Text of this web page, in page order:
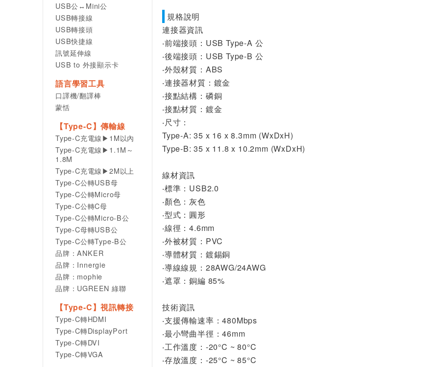
USB公↔Mini公
USB轉接線
USB轉接頭
USB快捷線
訊號延伸線
USB to 外接顯示卡
語言學習工具
口譯機/翻譯棒
蒙恬
【Type-C】傳輸線
Type-C充電線▶1M以內
Type-C充電線▶1.1M～
1.8M
Type-C充電線▶2M以上
Type-C公轉USB母
Type-C公轉Micro母
Type-C公轉C母
Type-C公轉Micro-B公
Type-C母轉USB公
Type-C公轉Type-B公
品牌：ANKER
品牌：Innergie
品牌：mophie
品牌：UGREEN 綠聯
【Type-C】視訊轉接
Type-C轉HDMI
Type-C轉DisplayPort
Type-C轉DVI
Type-C轉VGA
規格說明
連接器資訊
‧前端接頭：USB Type-A 公
‧後端接頭：USB Type-B 公
‧外殼材質：ABS
‧連接器材質：鍍金
‧接點結構：磷銅
‧接點材質：鍍金
‧尺寸：
Type-A: 35 x 16 x 8.3mm (WxDxH)
Type-B: 35 x 11.8 x 10.2mm (WxDxH)
線材資訊
‧標準：USB2.0
‧顏色：灰色
‧型式：圓形
‧線徑：4.6mm
‧外被材質：PVC
‧導體材質：鍍錫銅
‧導線線規：28AWG/24AWG
‧遮罩：銅編 85%
技術資訊
‧支援傳輸速率：480Mbps
‧最小彎曲半徑：46mm
‧工作溫度：-20°C ~ 80°C
‧存放溫度：-25°C ~ 85°C